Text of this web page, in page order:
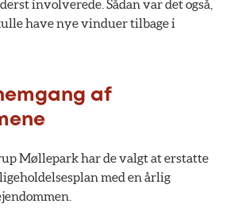
involverede. Sådan var det også,
have nye vinduer tilbage i
af
Møllepark har de valgt at erstatte
med en årlig